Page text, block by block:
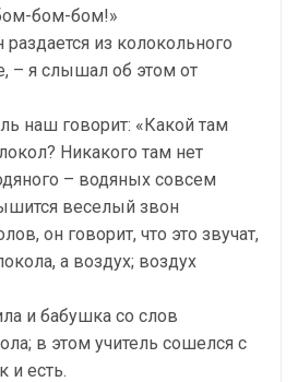
бом-бом!»
раздается из колокольного
– я слышал об этом от
наш говорит: «Какой там
Никакого там нет
– водяных совсем
веселый звон
он говорит, что это звучат,
а воздух; воздух
и бабушка со слов
в этом учитель сошелся с
и есть.